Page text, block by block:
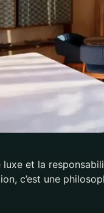
et la
c’est une